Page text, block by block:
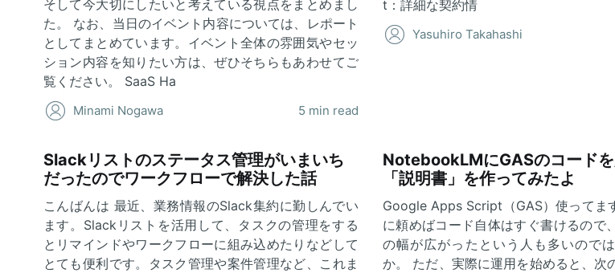
そして今大切にしたいと考えている視点をまとめまし
た。 なお、当日のイベント内容については、レポート
としてまとめています。イベント全体の雰囲気やセッ
ション内容を知りたい方は、ぜひそちらもあわせてご
覧ください。 SaaS Ha
Minami Nogawa 5 min read
t：詳細な契約情
Yasuhiro Takahashi
Slackリストのステータス管理がいまいち
だったのでワークフローで解決した話
こんばんは 最近、業務情報のSlack集約に勤しんでい
ます。Slackリストを活用して、タスクの管理をする
とリマインドやワークフローに組み込めたりなどして
とても便利です。タスク管理や案件管理など、これま
NotebookLMにGASのコード
「説明書」を作ってみたよ
Google Apps Script（GAS）使ってま
に頼めばコード自体はすぐ書けるので
の幅が広がったという人も多いので
か。 ただ、実際に運用を始めると、次